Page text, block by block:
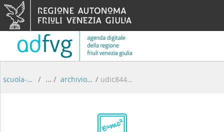
Salta al contenuto
scuola-digitale / archivio percorsi didattici / udic84400t